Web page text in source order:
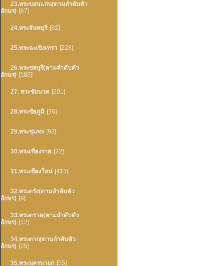
23.พระขอนแก่น(ตามลำดับตัว
อักษร) [87]
24.พระจันทบุรี [82]
25.พระฉะเชิงเทรา [228]
26.พระชลบุรี(ตามลำดับตัว
อักษร) [186]
27. พระชัยนาท [201]
28.พระชัยภูมิ [36]
29.พระชุมพร [93]
30.พระเชียงราย [22]
31.พระเชียงใหม่ [413]
32.พระตรัง(ตามลำดับตัว
อักษร) [9]
33.พระตราด(ตามลำดับตัว
อักษร) [12]
34.พระตาก(ตามลำดับตัว
อักษร) [25]
35.พระนครนายก [55]